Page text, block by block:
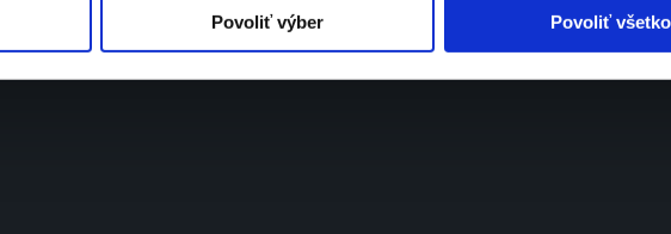
Povoliť výber Povoliť všetko